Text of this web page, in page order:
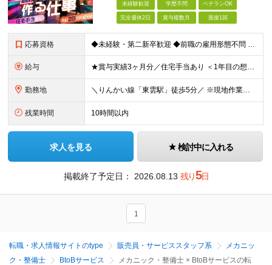
未経験歓迎 学歴不問 ベテランOK
完全週休2日 賞与複数月 面接1回
応募資格 ◆未経験・第二新卒歓迎 ◆前職の雇用形態不問 ◆学歴不問 【 一つでも当てはまる方にピッタリ！ 】 ◎映画、スポーツ観戦、展示会などが好き ◎機械いじりが好き ◎プラモデルを作るのが好き ◎黙々と作
給与 ★賞与実績3ヶ月分／住宅手当あり ＜1年目の想定収入例＞ ★月収26万円（内訳：22万以上+住宅手当+交通費+出張手当） ★年収330万円～（内訳：月給+賞与3ヶ月分） 月給22万円～30万円+賞
勤務地 ＼りんかい線「東雲駅」徒歩5分／ ※現地作業の場合は直行直帰OKです！ 【東京本社】 東京都江東区東雲2-12-22 ━━━━━━━━ 旅行好き歓迎★全国への出張があります！ ━━━━━━━━ ■
残業時間 10時間以内
求人を見る 検討中に入れる
掲載終了予定日： 2026.08.13 残り5日
1
転職・求人情報サイトのtype 販売員・サービススタッフ系
メカニッ
ク・整備士
BtoBサービス
メカニック・整備士 × BtoBサービスの転